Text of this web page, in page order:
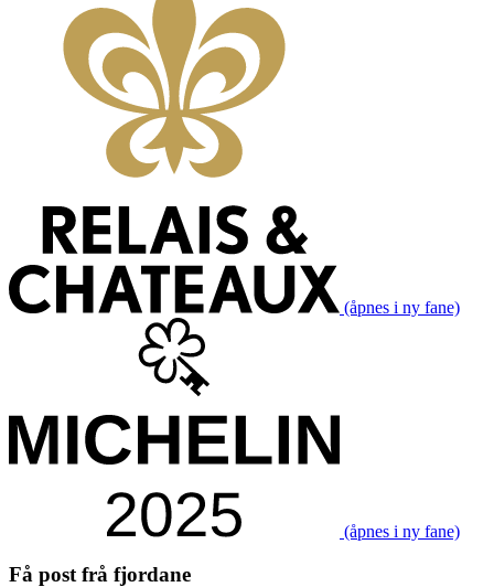
(åpnes i ny fane)
(åpnes i ny fane)
Få post frå fjordane